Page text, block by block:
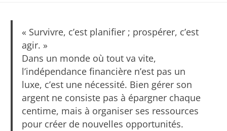
« Survivre, c’est planifier ; prospérer, c’est
agir. »
Dans un monde où tout va vite,
l’indépendance financière n’est pas un
luxe, c’est une nécessité. Bien gérer son
argent ne consiste pas à épargner chaque
centime, mais à organiser ses ressources
pour créer de nouvelles opportunités.